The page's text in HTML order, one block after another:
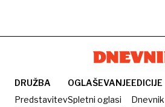
DRUŽBA
Predstavitev
OGLAŠEVANJE
Spletni oglasi
EDICIJE
Dnevnik